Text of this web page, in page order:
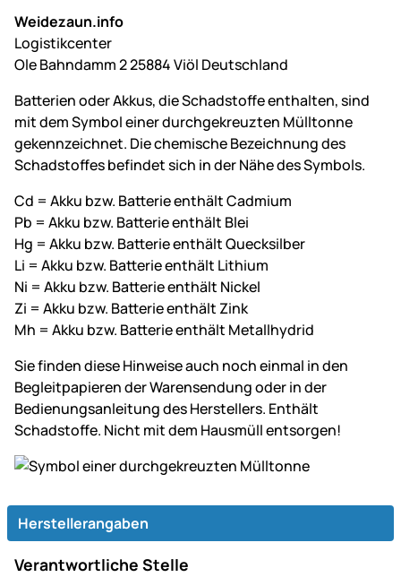
Weidezaun.info
Logistikcenter
Ole Bahndamm 2 25884 Viöl Deutschland
Batterien oder Akkus, die Schadstoffe enthalten, sind
mit dem Symbol einer durchgekreuzten Mülltonne
gekennzeichnet. Die chemische Bezeichnung des
Schadstoffes befindet sich in der Nähe des Symbols.
Cd = Akku bzw. Batterie enthält Cadmium
Pb = Akku bzw. Batterie enthält Blei
Hg = Akku bzw. Batterie enthält Quecksilber
Li = Akku bzw. Batterie enthält Lithium
Ni = Akku bzw. Batterie enthält Nickel
Zi = Akku bzw. Batterie enthält Zink
Mh = Akku bzw. Batterie enthält Metallhydrid
Sie finden diese Hinweise auch noch einmal in den
Begleitpapieren der Warensendung oder in der
Bedienungsanleitung des Herstellers. Enthält
Schadstoffe. Nicht mit dem Hausmüll entsorgen!
Herstellerangaben
Verantwortliche Stelle